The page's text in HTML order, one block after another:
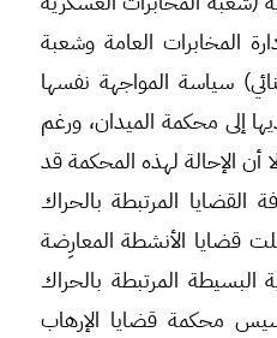
المخابرات العامة وشعبة
سياسة المواجهة نفسها
إلى محكمة الميدان، ورغم
أن الإحالة لهذه المحكمة قد
القضايا المرتبطة بالحراك
قضايا الأنشطة المعارِضة
البسيطة المرتبطة بالحراك
محكمة قضايا الإرهاب